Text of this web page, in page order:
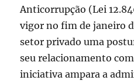
Anticorrupção (Lei
vigor no fim de janeiro
setor privado uma
seu relacionamento
iniciativa ampara a